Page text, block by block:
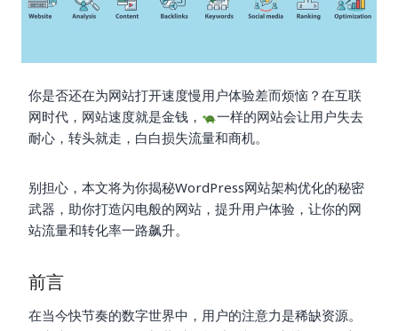
你是否还在为网站打开速度慢用户体验差而烦恼？在互联
网时代，网站速度就是金钱，
一样的网站会让用户失去
耐心，转头就走，白白损失流量和商机。
别担心，本文将为你揭秘WordPress网站架构优化的秘密
武器，助你打造闪电般的网站，提升用户体验，让你的网
站流量和转化率一路飙升。
前言
在当今快节奏的数字世界中，用户的注意力是稀缺资源。